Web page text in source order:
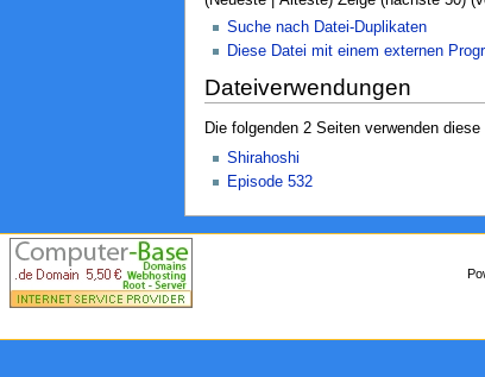
Suche nach Datei-Duplikaten
Diese Datei mit einem externen
Dateiverwendungen
Die folgenden 2 Seiten verwenden diese
Shirahoshi
Episode 532